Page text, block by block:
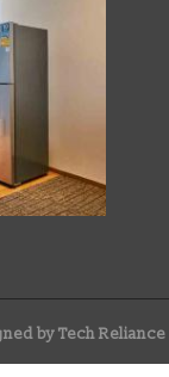
byTech Reliance